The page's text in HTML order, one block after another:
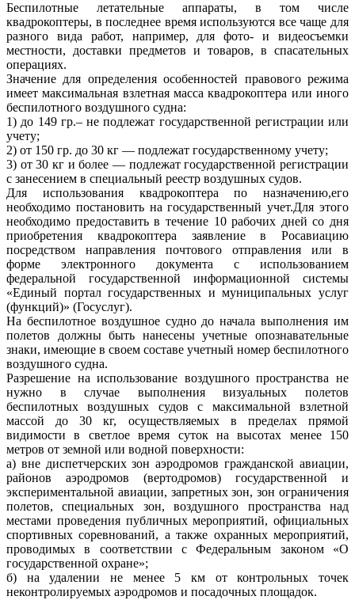
Беспилотные летательные аппараты, в том числе
квадрокоптеры, в последнее время используются все чаще для
разного вида работ, например, для фото- и видеосъемки
местности, доставки предметов и товаров, в спасательных
операциях.
Значение для определения особенностей правового режима
имеет максимальная взлетная масса квадрокоптера или иного
беспилотного воздушного судна:
1) до 149 гр.– не подлежат государственной регистрации или
учету;
2) от 150 гр. до 30 кг — подлежат государственному учету;
3) от 30 кг и более — подлежат государственной регистрации
с занесением в специальный реестр воздушных судов.
Для использования квадрокоптера по назначению,его
необходимо постановить на государственный учет.Для этого
необходимо предоставить в течение 10 рабочих дней со дня
приобретения квадрокоптера заявление в Росавиацию
посредством направления почтового отправления или в
форме электронного документа с использованием
федеральной государственной информационной системы
«Единый портал государственных и муниципальных услуг
(функций)» (Госуслуг).
На беспилотное воздушное судно до начала выполнения им
полетов должны быть нанесены учетные опознавательные
знаки, имеющие в своем составе учетный номер беспилотного
воздушного судна.
Разрешение на использование воздушного пространства не
нужно в случае выполнения визуальных полетов
беспилотных воздушных судов с максимальной взлетной
массой до 30 кг, осуществляемых в пределах прямой
видимости в светлое время суток на высотах менее 150
метров от земной или водной поверхности:
а) вне диспетчерских зон аэродромов гражданской авиации,
районов аэродромов (вертодромов) государственной и
экспериментальной авиации, запретных зон, зон ограничения
полетов, специальных зон, воздушного пространства над
местами проведения публичных мероприятий, официальных
спортивных соревнований, а также охранных мероприятий,
проводимых в соответствии с Федеральным законом «О
государственной охране»;
б) на удалении не менее 5 км от контрольных точек
неконтролируемых аэродромов и посадочных площадок.